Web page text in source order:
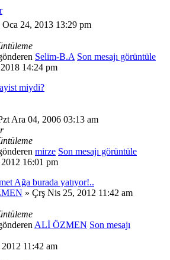
Oca 24, 2013 13:29 pm
Selim-B.A Son mesajı görüntüle
14:24 pm
miydi?
Ara 04, 2006 03:13 am
mirze Son mesajı görüntüle
16:01 pm
Ağa burada yatıyor!..
» Çrş Nis 25, 2012 11:42 am
ALİ ÖZMEN Son mesajı
11:42 am